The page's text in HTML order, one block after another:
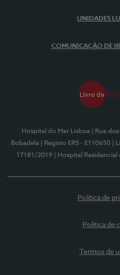
UNIDADES
COMUNICAÇÃO DE
Hospital do Mar Lisboa
| Rua
Bobadela
| Registo ERS - E110650
|
17181/2019
| Hospital Residencial
Política de
Política de
Termos de